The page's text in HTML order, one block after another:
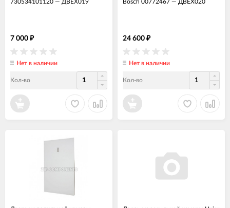
730534101120 — ДВЕХ019
7 000 ₽
Нет в наличии
Кол-во
Bosch 00772467 — ДВЕХ020
24 600 ₽
Нет в наличии
Кол-во